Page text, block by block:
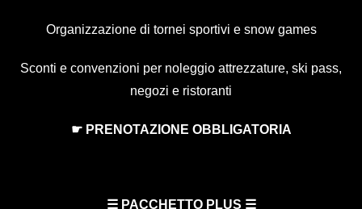
Organizzazione di tornei sportivi e snow games
Sconti e convenzioni per noleggio attrezzature, ski pass,
negozi e ristoranti
☛ PRENOTAZIONE OBBLIGATORIA
☰PACCHETTO PLUS ☰